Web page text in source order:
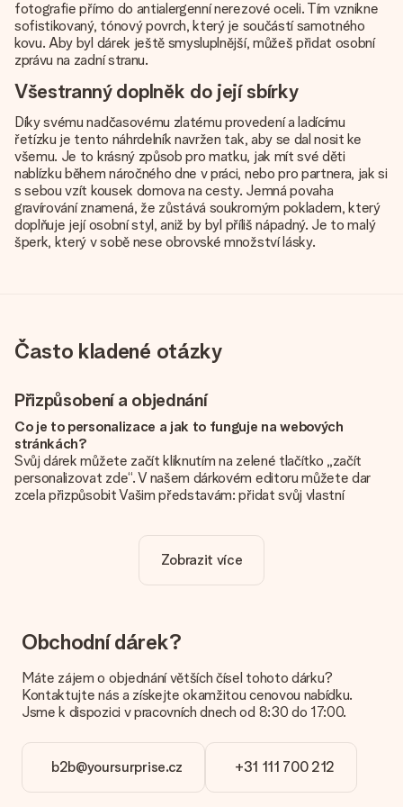
fotografie přímo do antialergenní nerezové oceli. Tím vznikne
sofistikovaný, tónový povrch, který je součástí samotného
kovu. Aby byl dárek ještě smysluplnější, můžeš přidat osobní
zprávu na zadní stranu.
Všestranný doplněk do její sbírky
Díky svému nadčasovému zlatému provedení a ladícímu
řetízku je tento náhrdelník navržen tak, aby se dal nosit ke
všemu. Je to krásný způsob pro matku, jak mít své děti
nablízku během náročného dne v práci, nebo pro partnera, jak si
s sebou vzít kousek domova na cesty. Jemná povaha
gravírování znamená, že zůstává soukromým pokladem, který
doplňuje její osobní styl, aniž by byl příliš nápadný. Je to malý
šperk, který v sobě nese obrovské množství lásky.
Často kladené otázky
Přizpůsobení a objednání
Co je to personalizace a jak to funguje na webových
stránkách?
Svůj dárek můžete začít kliknutím na zelené tlačítko „začít
personalizovat zde“. V našem dárkovém editoru můžete dar
zcela přizpůsobit Vašim představám: přidat svůj vlastní
Je personalizace zahrnuta v ceně?
Jak zjistím, zda má moje fotografie správnou kvalitu?
spokojeni. Proto je důležité používat vysoce kvalitní
fotografie. Pokud si nejste jisti kvalitou snímku, kontaktujte
náš zákaznický servis a přiložte fotografii spolu s dárkem,
za vás!
Jaké formáty mohu nahrát?
Zobrazit více
Obchodní dárek?
Máte zájem o objednání větších čísel tohoto dárku?
Kontaktujte nás a získejte okamžitou cenovou nabídku.
Jsme k dispozici v pracovních dnech od 8:30 do 17:00.
b2b@yoursurprise.cz +31 111 700 212